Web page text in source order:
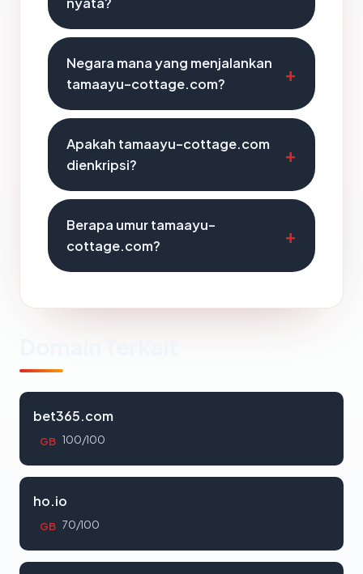
Negara mana yang menjalankan
tamaayu-cottage.com?
Apakah tamaayu-cottage.com
dienkripsi?
Berapa umur tamaayu-
cottage.com?
bet365.com
GB 100/100
ho.io
GB 70/100